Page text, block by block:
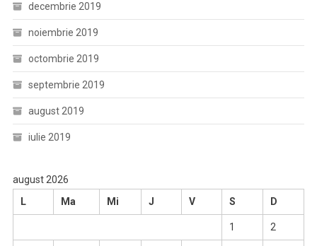
decembrie 2019
noiembrie 2019
octombrie 2019
septembrie 2019
august 2019
iulie 2019
august 2026
L
Ma Mi J V S D
1 2